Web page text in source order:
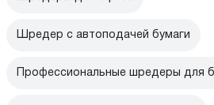
Шредер с автоподачей бумаги
Профессиональные шредеры для